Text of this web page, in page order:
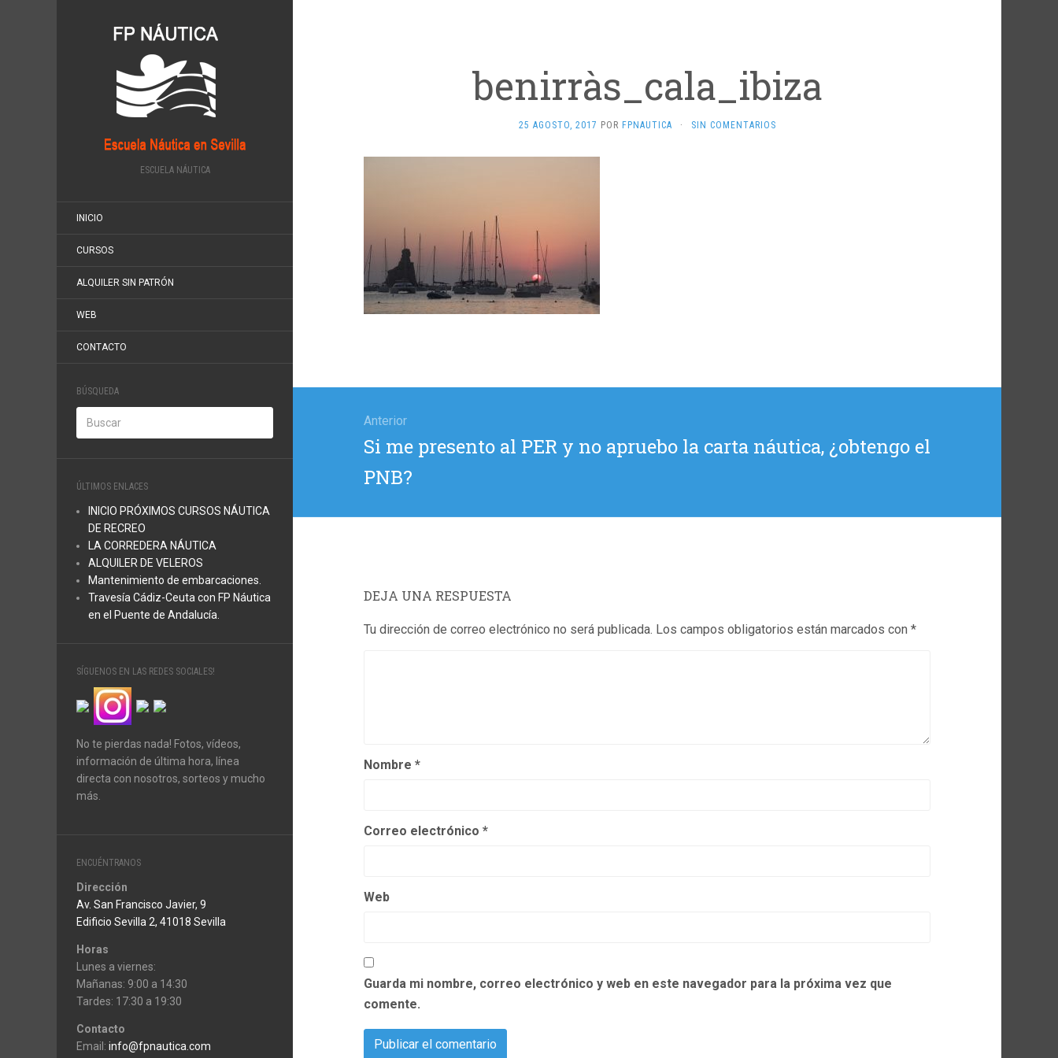
ESCUELA NÁUTICA
INICIO
CURSOS
ALQUILER SIN PATRÓN
WEB
CONTACTO
BÚSQUEDA
ÚLTIMOS ENLACES
INICIO PRÓXIMOS CURSOS NÁUTICA
DE RECREO
LA CORREDERA NÁUTICA
ALQUILER DE VELEROS
Mantenimiento de embarcaciones.
Travesía Cádiz-Ceuta con FP Náutica
en el Puente de Andalucía.
SÍGUENOS EN LAS REDES SOCIALES!
No te pierdas nada! Fotos, vídeos,
información de última hora, línea
directa con nosotros, sorteos y mucho
más.
ENCUÉNTRANOS
Dirección
Av. San Francisco Javier, 9
Edificio Sevilla 2, 41018 Sevilla
Horas
Lunes a viernes:
Mañanas: 9:00 a 14:30
Tardes: 17:30 a 19:30
Contacto
Email: info@fpnautica.com
benirràs_cala_ibiza
25 AGOSTO, 2017 POR FPNAUTICA · SIN COMENTARIOS
entradas
Anterior
Entrada
Si me presento al PER y no apruebo la carta náutica, ¿obtengo el
PNB?
DEJA UNA RESPUESTA
Tu dirección de correo electrónico no será publicada. Los campos obligatorios están marcados con *
Nombre *
Correo electrónico *
Web
Guarda mi nombre, correo electrónico y web en este navegador para la próxima vez que
comente.